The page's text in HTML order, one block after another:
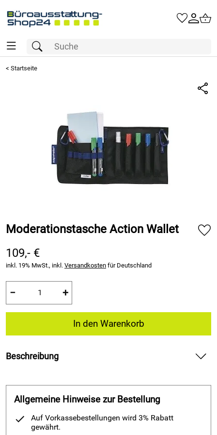
< Startseite
Moderationstasche Action Wallet
109,- €
inkl. 19% MwSt., inkl. Versandkosten für Deutschland
− +
In den Warenkorb
Beschreibung
schwarz)
Allgemeine Hinweise zur Bestellung
Auf Vorkassebestellungen wird 3% Rabatt
gewährt.